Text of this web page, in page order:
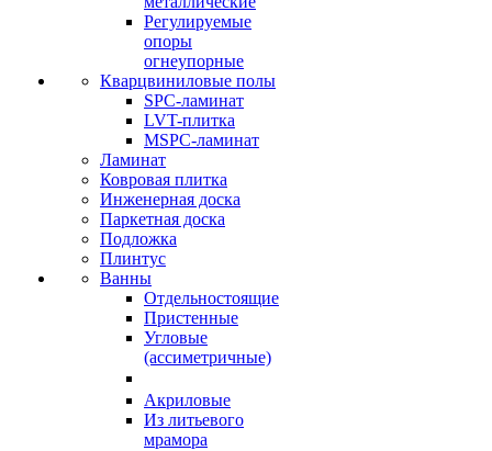
Регулируемые
опоры
огнеупорные
Кварцвиниловые полы
SPC-ламинат
LVT-плитка
MSPC-ламинат
Ламинат
Ковровая плитка
Инженерная доска
Паркетная доска
Подложка
Плинтус
Ванны
Отдельностоящие
Пристенные
Угловые
(ассиметричные)
Акриловые
Из литьевого
мрамора